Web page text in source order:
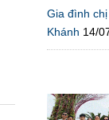
Gia đình
Khánh 14/